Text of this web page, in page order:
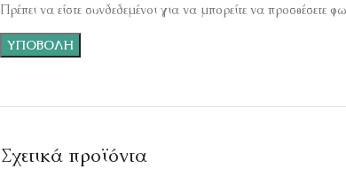
Πρέπει να είστε συνδεδεμένοι για να μπορείτε να προσθέσετε
Σχετικά προϊόντα